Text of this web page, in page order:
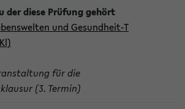
und Gesundheit-T
für die
(3. Termin)